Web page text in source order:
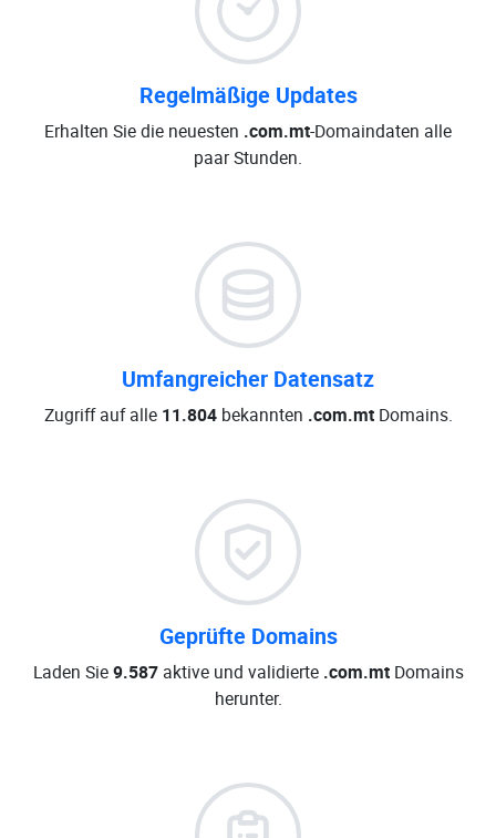
Regelmäßige Updates
Erhalten Sie die neuesten .com.mt-Domaindaten alle
paar Stunden.
Umfangreicher Datensatz
Zugriff auf alle 11.804bekannten .com.mtDomains.
Geprüfte Domains
Laden Sie9.587aktive und validierte .com.mtDomains
herunter.